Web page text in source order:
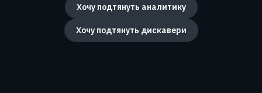
Хочу подтянуть аналитику
Хочу подтянуть дискавери